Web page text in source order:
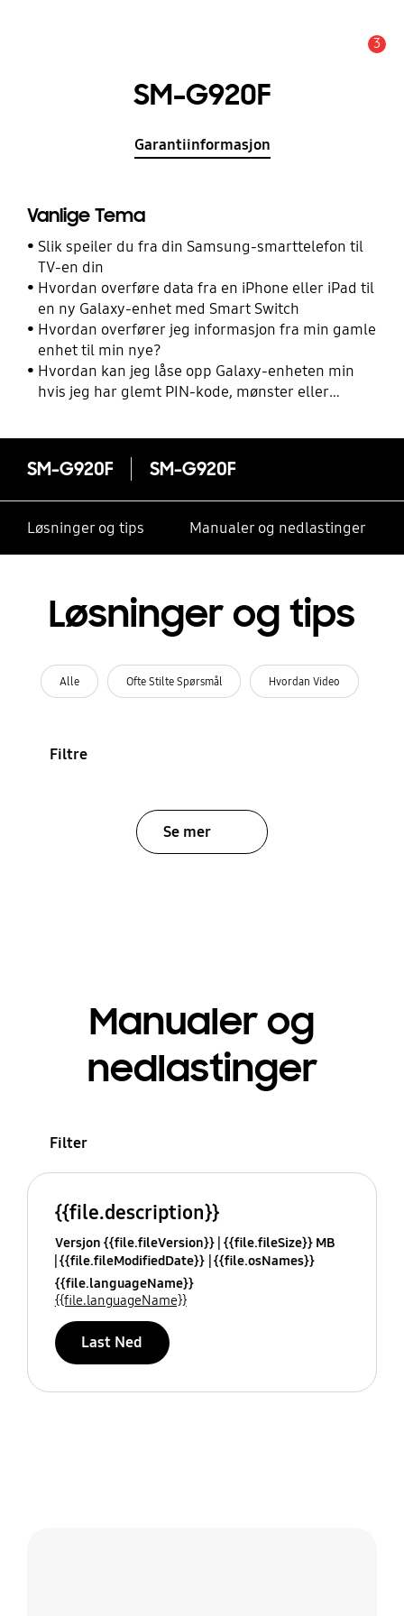
3
SM-G920F
Garantiinformasjon
Vanlige Tema
Slik speiler du fra din Samsung-smarttelefon til
TV-en din
Hvordan overføre data fra en iPhone eller iPad til
en ny Galaxy-enhet med Smart Switch
Hvordan overfører jeg informasjon fra min gamle
enhet til min nye?
Hvordan kan jeg låse opp Galaxy-enheten min
hvis jeg har glemt PIN-kode, mønster eller
SM-G920F SM-G920F
Løsninger og tips Manualer og nedlastinger
Løsninger og tips
Alle Ofte Stilte Spørsmål Hvordan Video
Filtre
Se mer
Manualer og
nedlastinger
Filter
{{file.description}}
Versjon {{file.fileVersion}} {{file.fileSize}} MB
{{file.fileModifiedDate}} {{file.osNames}}
{{file.languageName}}
{{file.languageName}}
Last Ned